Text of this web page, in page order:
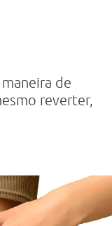
de
reverter,